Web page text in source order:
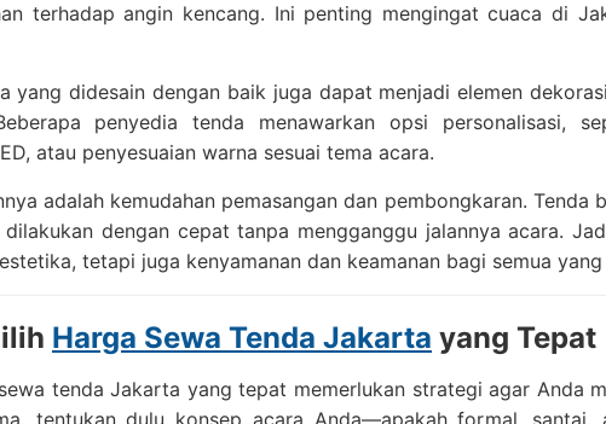
terhadap angin kencang. Ini penting mengingat cuaca di
yang didesain dengan baik juga dapat menjadi elemen
penyedia tenda menawarkan opsi personalisasi,
atau penyesuaian warna sesuai tema acara.
adalah kemudahan pemasangan dan pembongkaran. Tenda
dengan cepat tanpa mengganggu jalannya acara.
tetapi juga kenyamanan dan keamanan bagi semua yang
Harga Sewa Tenda Jakarta yang Tepat
tenda Jakarta yang tepat memerlukan strategi agar Anda
tentukan dulu konsep acara Anda—apakah formal,